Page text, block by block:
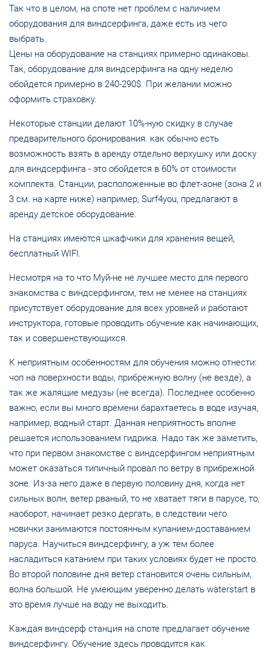
Так что в целом, на споте нет проблем с наличием
оборудования для виндсерфинга, даже есть из чего
выбрать.
Цены на оборудование на станциях примерно одинаковы.
Так, оборудование для виндсерфинга на одну неделю
обойдется примерно в 240-290$. При желании можно
оформить страховку.
Некоторые станции делают 10%-ную скидку в случае
предварительного бронирования. как обычно есть
возможность взять в аренду отдельно верхушку или доску
для виндсерфинга - это обойдется в 60% от стоимости
комплекта. Станции, расположенные во флет-зоне (зона 2 и
3 см. на карте ниже) например, Surf4you, предлагают в
аренду детское оборудование.
На станциях имеются шкафчики для хранения вещей,
бесплатный WIFI.
Несмотря на то что Муй-не не лучшее место для первого
знакомства с виндсерфингом, тем не менее на станциях
присутствует оборудование для всех уровней и работают
инструктора, готовые проводить обучение как начинающих,
так и совершенствующихся.
К неприятным особенностям для обучения можно отнести:
чоп на поверхности воды, прибрежную волну (не везде), а
так же жалящие медузы (не всегда). Последнее особенно
важно, если вы много времени барахтаетесь в воде изучая,
например, водный старт. Данная неприятность вполне
решается использованием гидрика. Надо так же заметить,
что при первом знакомстве с виндсерфингом неприятным
может оказаться типичный провал по ветру в прибрежной
зоне. Из-за него даже в первую половину дня, когда нет
сильных волн, ветер рваный, то не хватает тяги в парусе, то,
наоборот, начинает резко дергать, в следствии чего
новички занимаются постоянным купанием-доставанием
паруса. Научиться виндсерфингу, а уж тем более
насладиться катанием при таких условиях будет не просто.
Во второй половине дня ветер становится очень сильным,
волна большой. Не умеющим уверенно делать waterstart в
это время лучше на воду не выходить.
Каждая виндсерф станция на споте предлагает обучение
виндсерфингу. Обучение здесь проводится как